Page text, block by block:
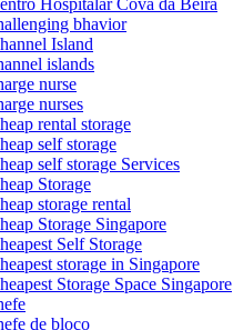
bhavior
Island
islands
nurse
nurses
rental storage
self storage
self storage Services
Storage
storage rental
Storage Singapore
Self Storage
storage in Singapore
Storage Space Singapore
de bloco